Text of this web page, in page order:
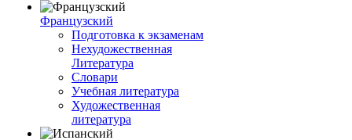
Французский
Подготовка к экзаменам
Нехудожественная
Литература
Словари
Учебная литература
Художественная
литература